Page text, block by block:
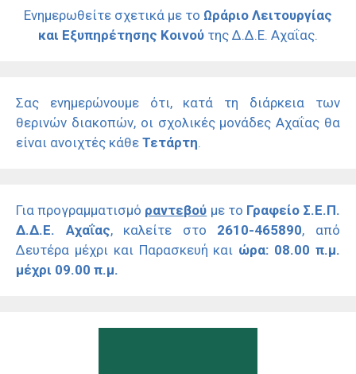
Ενημερωθείτε σχετικά με το Ωράριο Λειτουργίας
και Εξυπηρέτησης Κοινού της Δ.Δ.Ε. Αχαΐας.
Σας ενημερώνουμε ότι, κατά τη διάρκεια των
θερινών διακοπών, οι σχολικές μονάδες Αχαΐας θα
είναι ανοιχτές κάθε Τετάρτη.
Για προγραμματισμό ραντεβού με το Γραφείο Σ.Ε.Π.
Δ.Δ.Ε. Αχαΐας, καλείτε στο 2610-465890, από
Δευτέρα μέχρι και Παρασκευή και ώρα: 08.00 π.μ.
μέχρι 09.00 π.μ.